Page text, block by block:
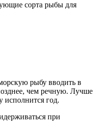
сорта рыбы для
рыбу вводить в
чем речную. Лучше
исполнится год.
при